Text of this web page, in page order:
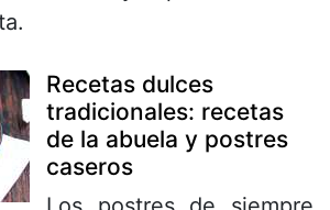
Recetas dulces
tradicionales: recetas
de la abuela y postres
caseros